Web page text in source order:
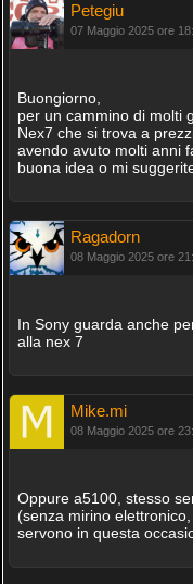
Petegiu
07 Maggio 2025 ore
Buongiorno,
per un cammino di molti
Nex7 che si trova a
avendo avuto molti anni
buona idea o mi
Ragadorn
08 Maggio 2025 ore
In Sony guarda anche
alla nex 7
Mike.mi
08 Maggio 2025 ore
Oppure a5100, stesso
(senza mirino
servono in questa